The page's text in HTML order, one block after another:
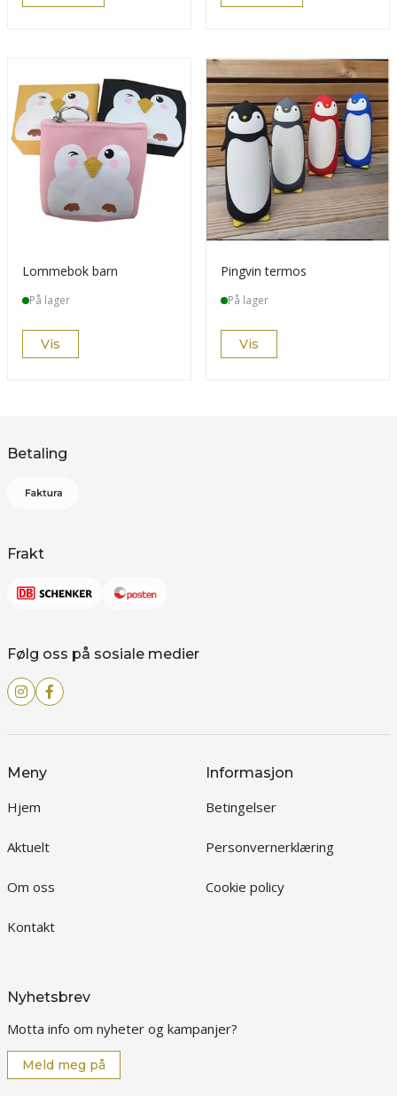
Lommebok barn
På lager
Vis
Pingvin termos
På lager
Vis
Betaling
Frakt
Følg oss på sosiale medier
Meny
Hjem
Aktuelt
Om oss
Kontakt
Informasjon
Betingelser
Personvernerklæring
Cookie policy
Nyhetsbrev
Motta info om nyheter og kampanjer?
Meld meg på